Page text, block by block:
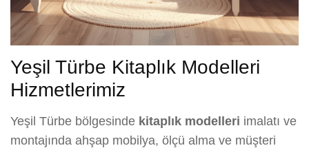
Yeşil Türbe Kitaplık Modelleri
Hizmetlerimiz
Yeşil Türbe bölgesinde kitaplık modelleri imalatı ve
montajında ahşap mobilya, ölçü alma ve müşteri